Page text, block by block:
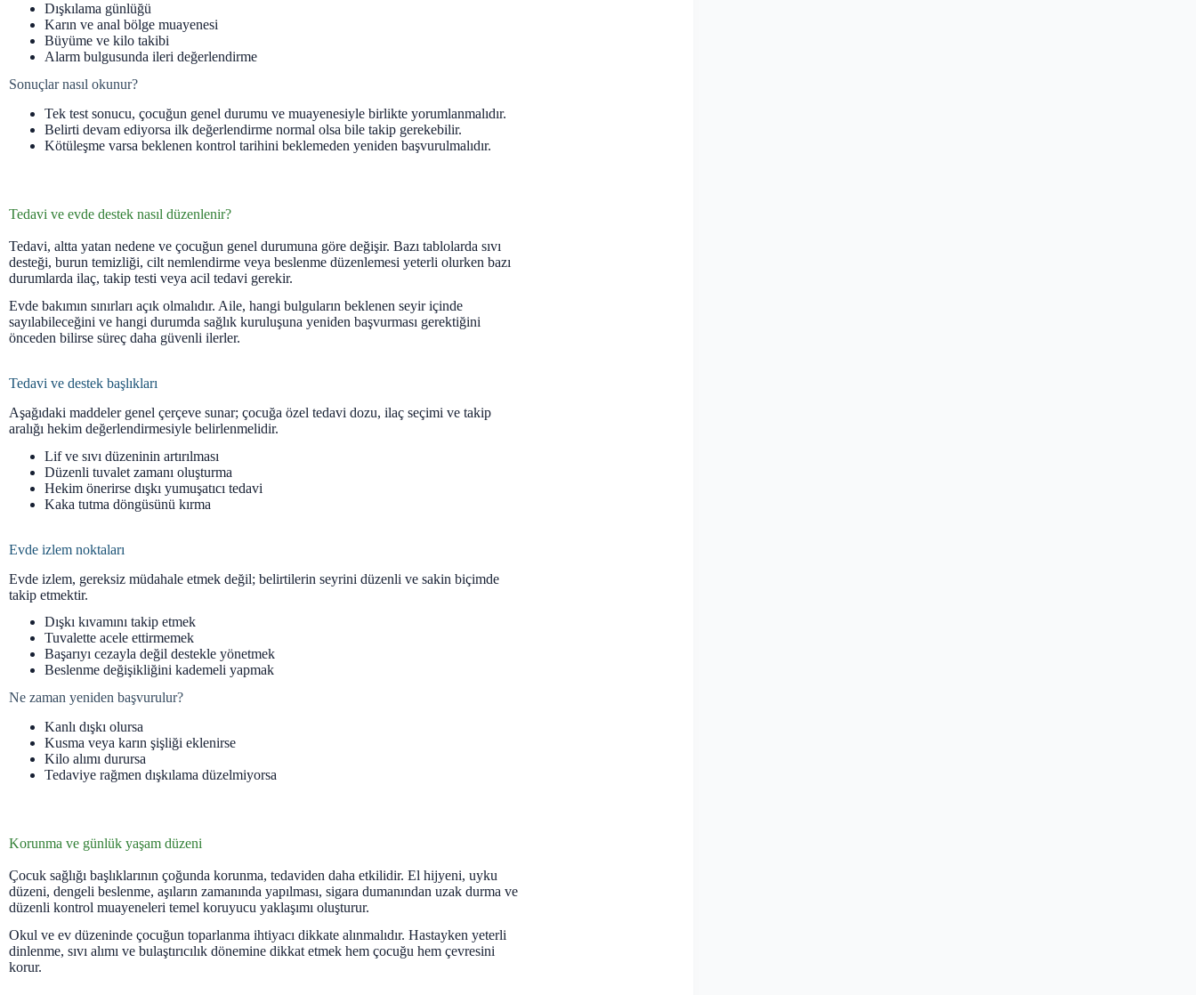
Dışkılama günlüğü
Karın ve anal bölge muayenesi
Büyüme ve kilo takibi
Alarm bulgusunda ileri değerlendirme
Sonuçlar nasıl okunur?
Tek test sonucu, çocuğun genel durumu ve muayenesiyle birlikte yorumlanmalıdır.
Belirti devam ediyorsa ilk değerlendirme normal olsa bile takip gerekebilir.
Kötüleşme varsa beklenen kontrol tarihini beklemeden yeniden başvurulmalıdır.
Tedavi ve evde destek nasıl düzenlenir?
Tedavi, altta yatan nedene ve çocuğun genel durumuna göre değişir. Bazı tablolarda sıvı
desteği, burun temizliği, cilt nemlendirme veya beslenme düzenlemesi yeterli olurken bazı
durumlarda ilaç, takip testi veya acil tedavi gerekir.
Evde bakımın sınırları açık olmalıdır. Aile, hangi bulguların beklenen seyir içinde
sayılabileceğini ve hangi durumda sağlık kuruluşuna yeniden başvurması gerektiğini
önceden bilirse süreç daha güvenli ilerler.
Tedavi ve destek başlıkları
Aşağıdaki maddeler genel çerçeve sunar; çocuğa özel tedavi dozu, ilaç seçimi ve takip
aralığı hekim değerlendirmesiyle belirlenmelidir.
Lif ve sıvı düzeninin artırılması
Düzenli tuvalet zamanı oluşturma
Hekim önerirse dışkı yumuşatıcı tedavi
Kaka tutma döngüsünü kırma
Evde izlem noktaları
Evde izlem, gereksiz müdahale etmek değil; belirtilerin seyrini düzenli ve sakin biçimde
takip etmektir.
Dışkı kıvamını takip etmek
Tuvalette acele ettirmemek
Başarıyı cezayla değil destekle yönetmek
Beslenme değişikliğini kademeli yapmak
Ne zaman yeniden başvurulur?
Kanlı dışkı olursa
Kusma veya karın şişliği eklenirse
Kilo alımı durursa
Tedaviye rağmen dışkılama düzelmiyorsa
Korunma ve günlük yaşam düzeni
Çocuk sağlığı başlıklarının çoğunda korunma, tedaviden daha etkilidir. El hijyeni, uyku
düzeni, dengeli beslenme, aşıların zamanında yapılması, sigara dumanından uzak durma ve
düzenli kontrol muayeneleri temel koruyucu yaklaşımı oluşturur.
Okul ve ev düzeninde çocuğun toparlanma ihtiyacı dikkate alınmalıdır. Hastayken yeterli
dinlenme, sıvı alımı ve bulaştırıcılık dönemine dikkat etmek hem çocuğu hem çevresini
korur.